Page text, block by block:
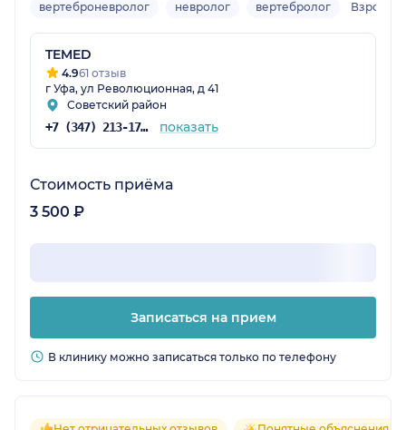
вертеброневролог невролог вертебролог
TEMED
4.961 отзыв
г Уфа, ул Революционная, д 41
Советский район
+7 (347) 213-17-56 показать
Стоимость приёма
3 500 ₽
Записаться на прием
В клинику можно записаться только по телефону